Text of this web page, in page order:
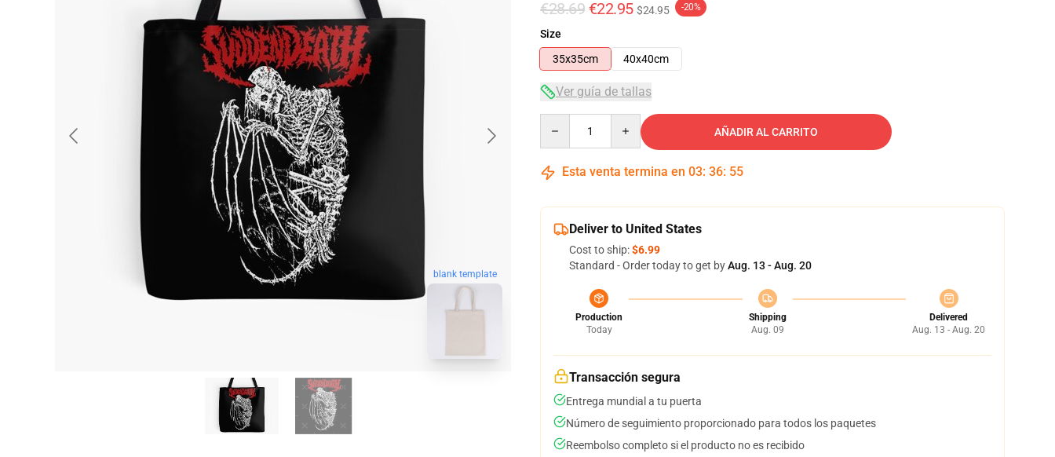
blank template
€28.69 €22.95 $24.95 -20%
Size
35x35cm
40x40cm
Ver guía de tallas
AÑADIR AL CARRITO
Esta venta termina en 03: 36: 54
Deliver to United States
Cost to ship:$6.99
Standard - Order today to get byAug. 13 - Aug. 20
Production
Today
Shipping
Aug. 09
Delivered
Aug. 13 - Aug. 20
Transacción segura
Entrega mundial a tu puerta
Número de seguimiento proporcionado para todos los paquetes
Reembolso completo si el producto no es recibido